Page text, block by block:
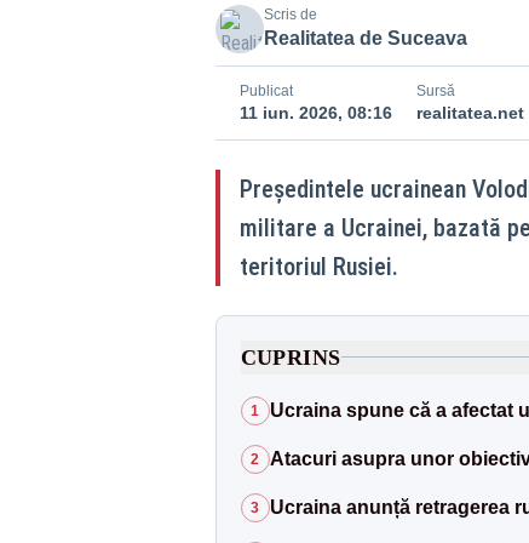
Scris de
Realitatea de Suceava
Publicat
11 iun. 2026, 08:16
Sursă
realitatea.net
Președintele ucrainean
militare a Ucrainei, bazată
teritoriul Rusiei.
CUPRINS
1 Ucraina spune că a afectat
2 Atacuri asupra unor
3 Ucraina anunță retragerea